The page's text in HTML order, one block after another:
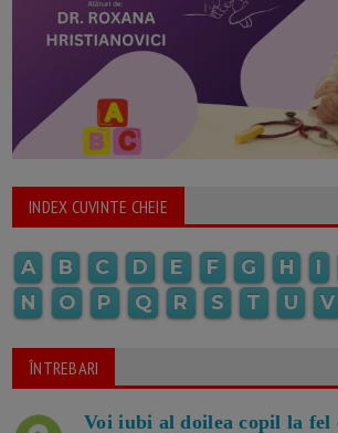
INDEX CUVINTE CHEIE
A B C D E F G H I
N
O P Q R S T U V
ÎNTREBARI
Voi iubi al doilea copil la fel